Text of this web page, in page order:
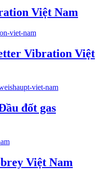
Việt Nam
Vibration Việt
đốt gas
Việt Nam